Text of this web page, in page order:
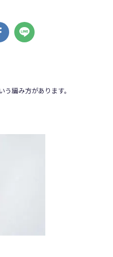
編み方があります。